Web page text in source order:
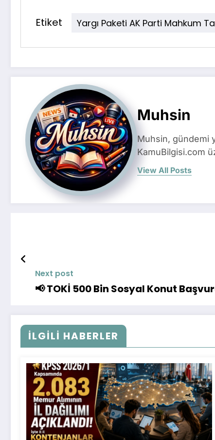
Etiket Yargı Paketi AK Parti Mahkum
Muhsin
Muhsin, gündemi
KamuBilgisi.com
View All Posts
Next post
📢 TOKİ 500 Bin Sosyal Konut
İLGILI HABERLER